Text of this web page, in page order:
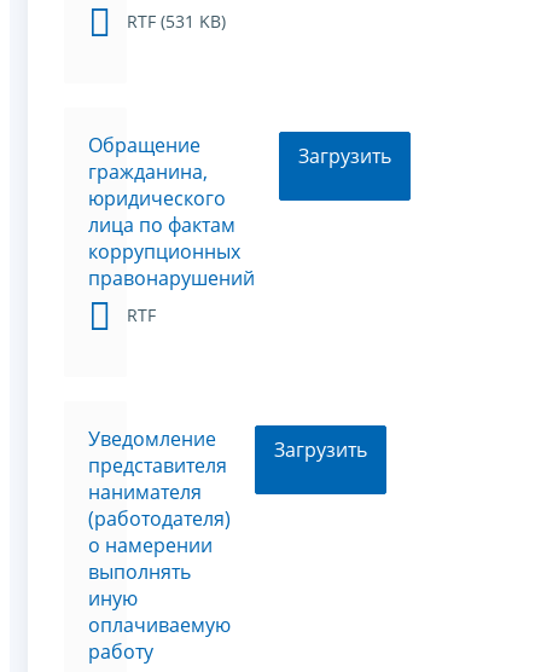
RTF (531 KB)
Обращение
гражданина,
юридического
лица по фактам
коррупционных
правонарушений
RTF
Загрузить
Уведомление
представителя
нанимателя
(работодателя)
о намерении
выполнять
иную
оплачиваемую
работу
Загрузить